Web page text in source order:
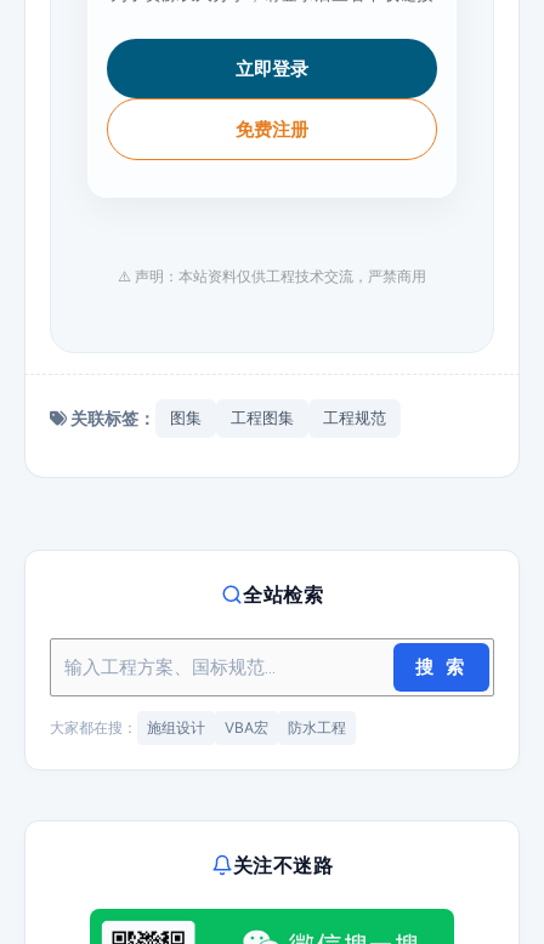
立即登录
免费注册
⚠️ 声明：本站资料仅供工程技术交流，严禁商用
关联标签： 图集 工程图集 工程规范
全站检索
搜 索
大家都在搜： 施组设计 VBA宏 防水工程
关注不迷路